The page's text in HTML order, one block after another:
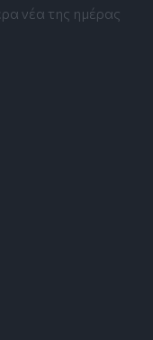
νέα της ημέρας